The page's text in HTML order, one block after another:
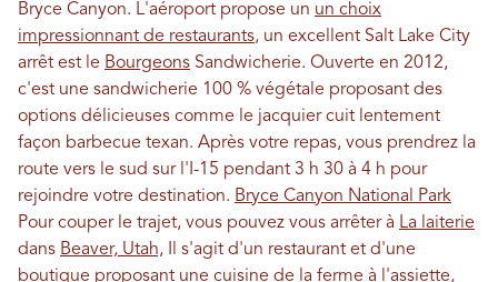
Bryce Canyon. L'aéroport propose un un choix
impressionnant de restaurants, un excellent Salt Lake City
arrêt est le Bourgeons Sandwicherie. Ouverte en 2012,
c'est une sandwicherie 100 % végétale proposant des
options délicieuses comme le jacquier cuit lentement
façon barbecue texan. Après votre repas, vous prendrez la
route vers le sud sur l'I-15 pendant 3 h 30 à 4 h pour
rejoindre votre destination. Bryce Canyon National Park
Pour couper le trajet, vous pouvez vous arrêter à La laiterie
dans Beaver, Utah, Il s'agit d'un restaurant et d'une
boutique proposant une cuisine de la ferme à l'assiette,